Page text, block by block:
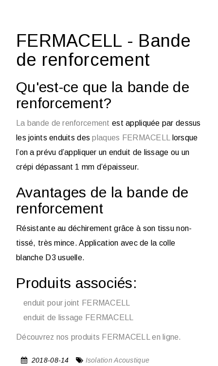
FERMACELL - Bande
de renforcement
Qu'est-ce que la bande de
renforcement?
La bande de renforcement est appliquée par dessus
les joints enduits desplaques FERMACELL
lorsque
l’on a prévu d’appliquer un enduit de lissage ou un
crépi dépassant 1 mm d’épaisseur.
Avantages de la bande de
renforcement
Résistante au déchirement grâce à son tissu non-
tissé, très mince. Application avec de la colle
blanche D3 usuelle.
Produits associés:
enduit pour joint FERMACELL
enduit de lissage FERMACELL
Découvrez nos produits FERMACELL en ligne.
2018-08-14
Isolation Acoustique